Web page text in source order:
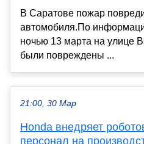
В Саратове пожар
автомобиля.По
ночью 13 марта на улице
были повреждены ...
21:00, 30 Мар
Honda внедряет
персонал на